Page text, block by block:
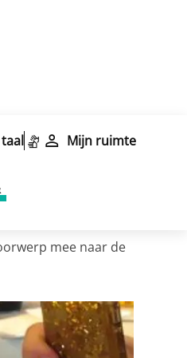
Mijn ruimte
mee naar de